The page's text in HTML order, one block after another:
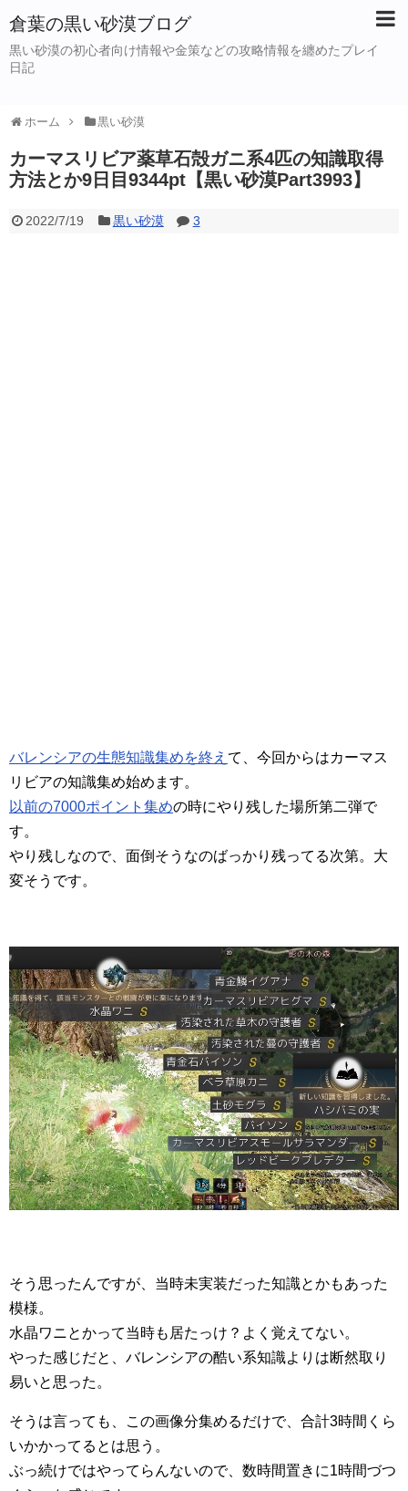
倉葉の黒い砂漠ブログ
黒い砂漠の初心者向け情報や金策などの攻略情報を纏めたプレイ
日記
ホーム 黒い砂漠
カーマスリビア薬草石殻ガニ系4匹の知識取得
方法とか9日目9344pt【黒い砂漠Part3993】
2022/7/19 黒い砂漠 3
バレンシアの生態知識集めを終え て、今回からはカーマス
リビアの知識集め始めます。
以前の7000ポイント集めの時にやり残した場所第二弾で
す。
やり残しなので、面倒そうなのばっかり残ってる次第。大
変そうです。
そう思ったんですが、当時未実装だった知識とかもあった
模様。
水晶ワニとかって当時も居たっけ？よく覚えてない。
やった感じだと、バレンシアの酷い系知識よりは断然取り
易いと思った。
そうは言っても、この画像分集めるだけで、合計3時間くら
いかかってるとは思う。
ぶっ続けではやってらんないので、数時間置きに1時間づつ